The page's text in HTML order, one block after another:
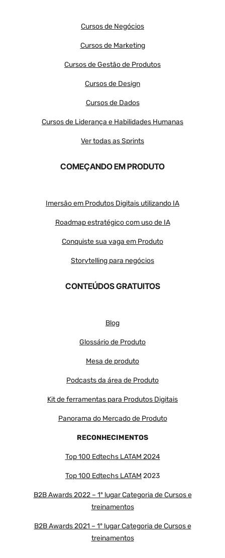
Cursos de Negócios
Cursos de Marketing
Cursos de Gestão de Produtos
Cursos de Design
Cursos de Dados
Cursos de Liderança e Habilidades Humanas
Ver todas as Sprints
COMEÇANDO EM PRODUTO
Imersão em Produtos Digitais utilizando IA
Roadmap estratégico com uso de IA
Conquiste sua vaga em Produto
Storytelling para negócios
CONTEÚDOS GRATUITOS
Blog
Glossário de Produto
Mesa de produto
Podcasts da área de Produto
Kit de ferramentas para Produtos Digitais
Panorama do Mercado de Produto
RECONHECIMENTOS
Top 100 Edtechs LATAM 2024
Top 100 Edtechs LATAM 2023
B2B Awards 2022 – 1º lugar Categoria de Cursos e
treinamentos
B2B Awards 2021 – 1º lugar Categoria de Cursos e
treinamentos